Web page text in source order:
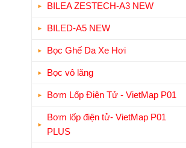
BILEA ZESTECH-A3 NEW
BILED-A5 NEW
Bọc Ghế Da Xe Hơi
Bọc vô lăng
Bơm Lốp Điện Tử - VietMap P01
Bơm lốp điện tử- VietMap P01
PLUS